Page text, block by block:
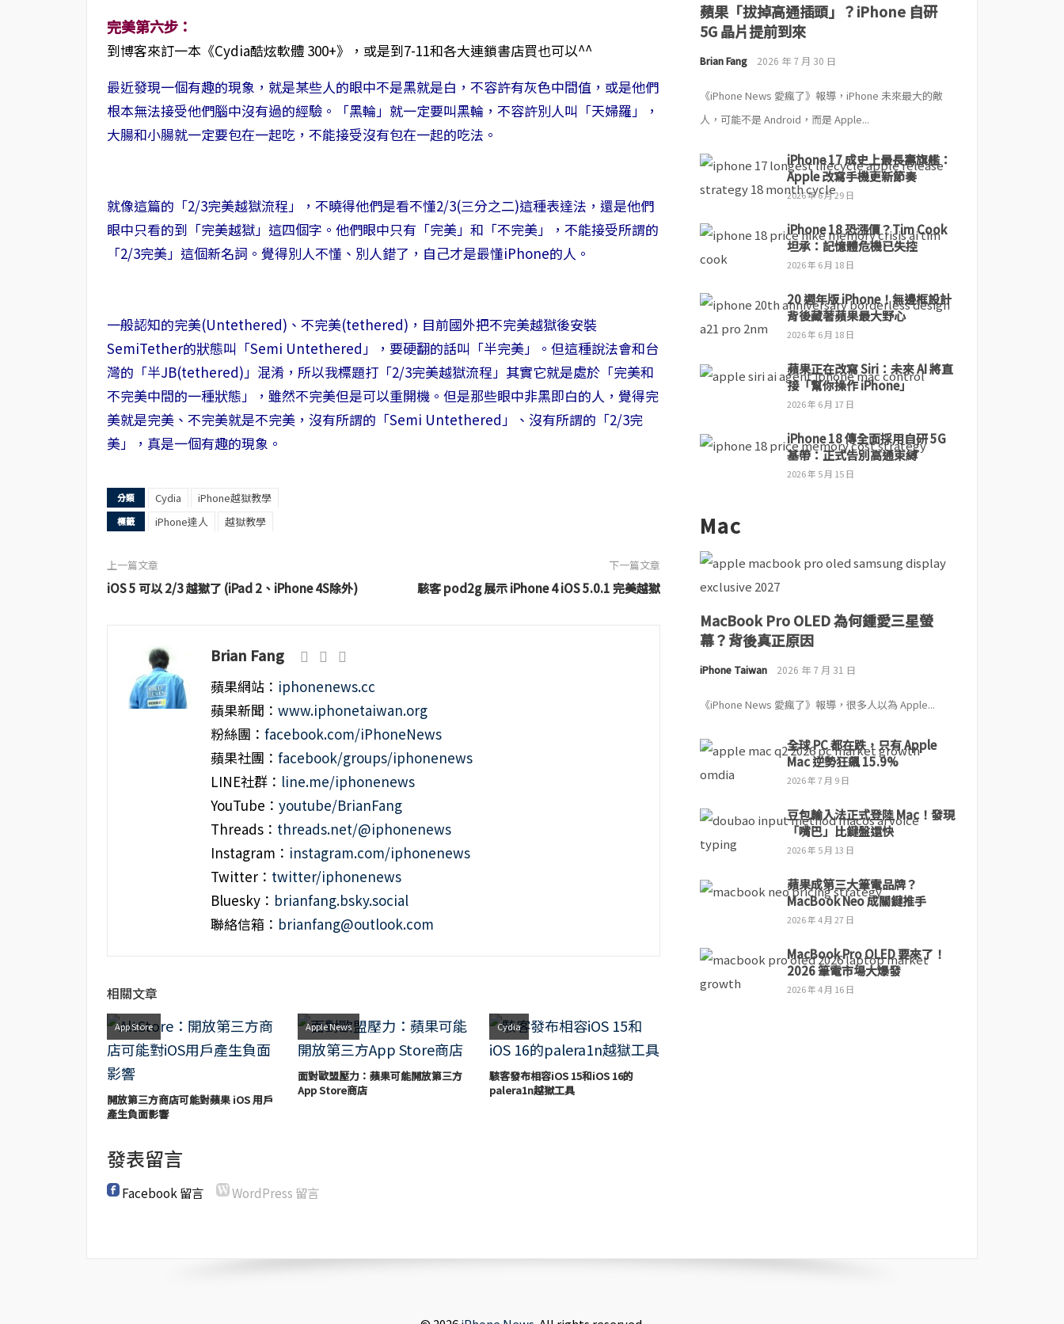
完美第六步：
到博客來訂一本《Cydia酷炫軟體 300+》，或是到7-11和各大連鎖書店買也可以^^
最近發現一個有趣的現象，就是某些人的眼中不是黑就是白，不容許有灰色中間值，或是他們
根本無法接受他們腦中沒有過的經驗。「黑輪」就一定要叫黑輪，不容許別人叫「天婦羅」，
大腸和小腸就一定要包在一起吃，不能接受沒有包在一起的吃法。
就像這篇的「2/3完美越獄流程」，不曉得他們是看不懂2/3(三分之二)這種表達法，還是他們
眼中只看的到「完美越獄」這四個字。他們眼中只有「完美」和「不完美」，不能接受所謂的
「2/3完美」這個新名詞。覺得別人不懂、別人錯了，自己才是最懂iPhone的人。
一般認知的完美(Untethered)、不完美(tethered)，目前國外把不完美越獄後安裝
SemiTether的狀態叫「Semi Untethered」，要硬翻的話叫「半完美」。但這種說法會和台
灣的「半JB(tethered)」混淆，所以我標題打「2/3完美越獄流程」其實它就是處於「完美和
不完美中間的一種狀態」，雖然不完美但是可以重開機。但是那些眼中非黑即白的人，覺得完
美就是完美、不完美就是不完美，沒有所謂的「Semi Untethered」、沒有所謂的「2/3完
美」，真是一個有趣的現象。
分類 Cydia iPhone越獄教學
標籤 iPhone達人 越獄教學
上一篇文章
iOS 5 可以 2/3 越獄了 (iPad 2、iPhone 4S除外)
下一篇文章
駭客 pod2g 展示 iPhone 4 iOS 5.0.1 完美越獄
Brian Fang
蘋果網站： iphonenews.cc
蘋果新聞： www.iphonetaiwan.org
粉絲團： facebook.com/iPhoneNews
蘋果社團： facebook/groups/iphonenews
LINE社群： line.me/iphonenews
YouTube： youtube/BrianFang
Threads： threads.net/@iphonenews
Instagram： instagram.com/iphonenews
Twitter： twitter/iphonenews
Bluesky： brianfang.bsky.social
聯絡信箱： brianfang@outlook.com
相關文章
App Store
開放第三方商店可能對蘋果 iOS 用戶
產生負面影響
Apple News
面對歐盟壓力：蘋果可能開放第三方
App Store商店
Cydia
駭客發布相容iOS 15和iOS 16的
palera1n越獄工具
發表留言
Facebook 留言 WordPress 留言
蘋果「拔掉高通插頭」？iPhone 自研
5G 晶片提前到來
Brian Fang 2026 年 7 月 30 日
《iPhone News 愛瘋了》報導，iPhone 未來最大的敵
人，可能不是 Android，而是 Apple...
iPhone 17 成史上最長壽旗艦：
Apple 改寫手機更新節奏
2026 年 6 月 29 日
iPhone 18 恐漲價？Tim Cook
坦承：記憶體危機已失控
2026 年 6 月 18 日
20 週年版 iPhone！無邊框設計
背後藏著蘋果最大野心
2026 年 6 月 18 日
蘋果正在改寫 Siri：未來 AI 將直
接「幫你操作 iPhone」
2026 年 6 月 17 日
iPhone 18 傳全面採用自研 5G
基帶：正式告別高通束縛
2026 年 5 月 15 日
Mac
MacBook Pro OLED 為何鍾愛三星螢
幕？背後真正原因
iPhone Taiwan 2026 年 7 月 31 日
《iPhone News 愛瘋了》報導，很多人以為 Apple...
全球 PC 都在跌，只有 Apple
Mac 逆勢狂飆 15.9%
2026 年 7 月 9 日
豆包輸入法正式登陸 Mac！發現
「嘴巴」比鍵盤還快
2026 年 5 月 13 日
蘋果成第三大筆電品牌？
MacBook Neo 成關鍵推手
2026 年 4 月 27 日
MacBook Pro OLED 要來了！
2026 筆電市場大爆發
2026 年 4 月 16 日